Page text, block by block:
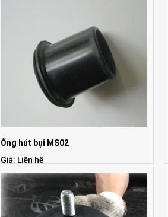
Ống hút bụi MS02
Giá: Liên hệ